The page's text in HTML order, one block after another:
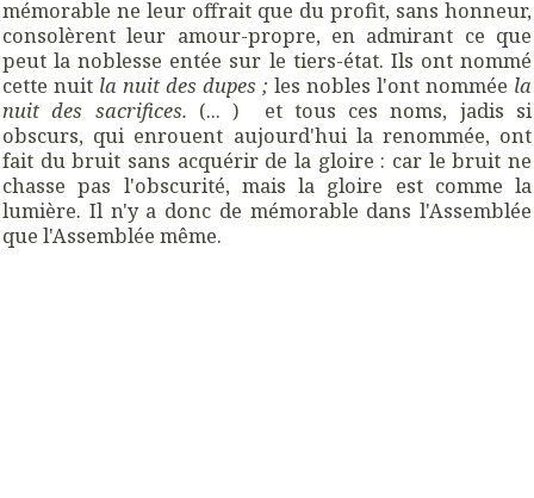
mémorable ne leur offrait que du profit, sans honneur,
consolèrent leur amour-propre, en admirant ce que
peut la noblesse entée sur le tiers-état. Ils ont nommé
cette nuit la nuit des dupes ; les nobles l'ont nommée la
nuit des sacrifices. (... ) et tous ces noms, jadis si
obscurs, qui enrouent aujourd'hui la renommée, ont
fait du bruit sans acquérir de la gloire : car le bruit ne
chasse pas l'obscurité, mais la gloire est comme la
lumière. Il n'y a donc de mémorable dans l'Assemblée
que l'Assemblée même.